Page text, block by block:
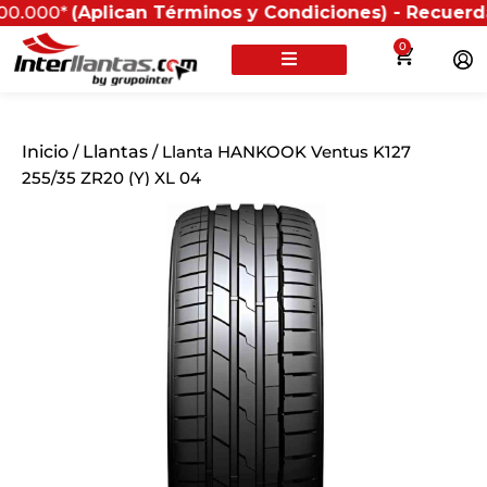
Términos y Condiciones) - Recuerda que
0
Inicio / Llantas / Llanta HANKOOK Ventus K127
255/35 ZR20 (Y) XL 04